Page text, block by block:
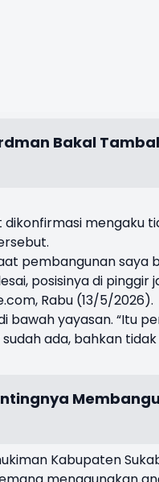
Bakal
dikonfirmasi mengaku
pembangunan saya
posisinya di pinggir
Rabu (13/5/2026).
bawah yayasan. “Itu
ada, bahkan
Kabupaten